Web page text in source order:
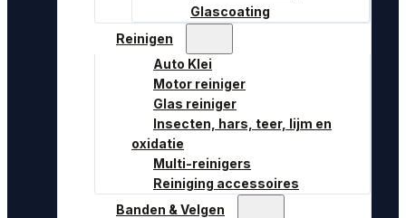
Glascoating
Reinigen
Auto Klei
Motor reiniger
Glas reiniger
Insecten, hars, teer, lijm en
oxidatie
Multi-reinigers
Reiniging accessoires
Banden & Velgen